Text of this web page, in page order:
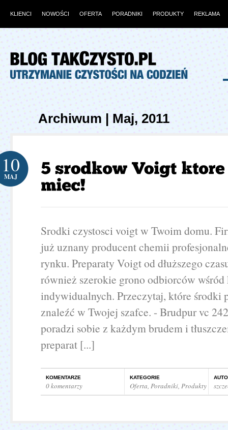
KLIENCI NOWOŚCI OFERTA PORADNIKI PRODUKTY REKLAMA
Archiwum | Maj, 2011
10
MAJ
Srodki czystosci voigt w Twoim domu.
już uznany producent chemii
rynku. Preparaty Voigt od dłuższego
również szerokie grono odbiorców
indywidualnych. Przeczytaj, które środki
znaleźć w Twojej szafce. - Brudpur vc
poradzi sobie z każdym brudem i
preparat [...]
KOMENTARZE
0 komentarzy
KATEGORIE
Oferta, Poradniki, Produkty